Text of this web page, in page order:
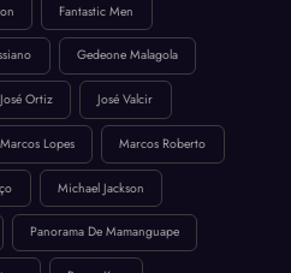
Fantastic Men
Gedeone Malagola
José Ortiz José Valcir
Marcos Lopes Marcos Roberto
Michael Jackson
Panorama De Mamanguape